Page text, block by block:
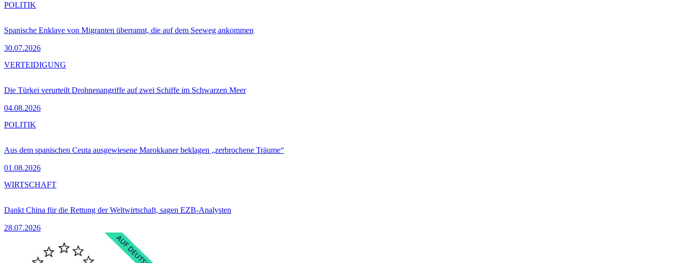
Spanische Enklave von Migranten überrannt, die auf dem Seeweg ankommen
30.07.2026
POLITIK
Die Türkei verurteilt Drohnenangriffe auf zwei Schiffe im Schwarzen Meer
04.08.2026
VERTEIDIGUNG
Aus dem spanischen Ceuta ausgewiesene Marokkaner beklagen „zerbrochene Träume“
01.08.2026
POLITIK
Dankt China für die Rettung der Weltwirtschaft, sagen EZB-Analysten
28.07.2026
WIRTSCHAFT